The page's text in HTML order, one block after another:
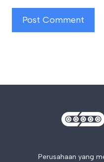
Perusahaan yang